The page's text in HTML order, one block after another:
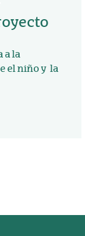
a la
el niño y la